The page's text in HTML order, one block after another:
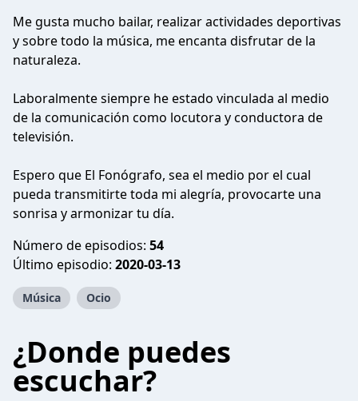
Me gusta mucho bailar, realizar actividades deportivas
y sobre todo la música, me encanta disfrutar de la
naturaleza.
Laboralmente siempre he estado vinculada al medio
de la comunicación como locutora y conductora de
televisión.
Espero que El Fonógrafo, sea el medio por el cual
pueda transmitirte toda mi alegría, provocarte una
sonrisa y armonizar tu día.
Número de episodios: 54
Último episodio: 2020-03-13
Música Ocio
¿Donde puedes
escuchar?